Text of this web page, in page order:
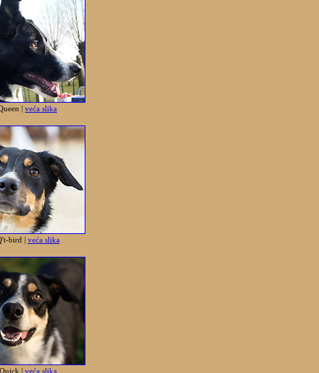
| veća slika
bird | veća slika
| veća slika